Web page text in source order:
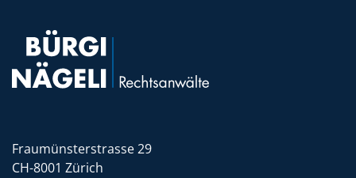
Fraumünsterstrasse 29
CH-8001 Zürich